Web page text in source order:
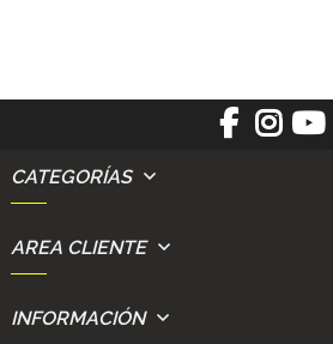
CATEGORÍAS
AREA CLIENTE
INFORMACIÓN